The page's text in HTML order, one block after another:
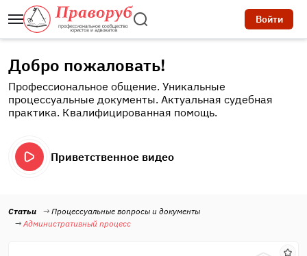
Войти
Добро пожаловать!
Профессиональное общение. Уникальные
процессуальные документы. Актуальная судебная
практика. Квалифицированная помощь.
Приветственное видео
Статьи
Процессуальные вопросы и документы
Административный процесс